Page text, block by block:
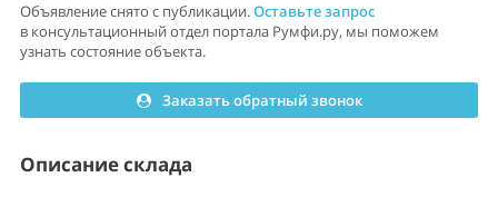
Объявление снято с публикации.Оставьте запрос
в консультационный отдел портала Румфи.ру, мы поможем
узнать состояние объекта.
Заказать обратный звонок
Описание склада